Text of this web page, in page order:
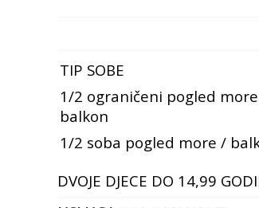
TIP SOBE
1/2 ograničeni pogled
balkon
1/2 soba pogled more /
DVOJE DJECE DO 14,99